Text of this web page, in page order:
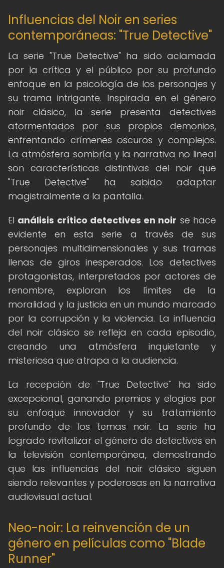
Influencias del Noir en series
contemporáneas: "True Detective"
La serie "True Detective" ha sido aclamada
por la crítica y el público por su profundo
enfoque en la psicología de los personajes y
su trama intrigante. Inspirada en el género
noir clásico, la serie presenta detectives
atormentados por sus propios demonios,
enfrentando crímenes oscuros y complejos.
La atmósfera sombría y la narrativa no lineal
son características distintivas del noir que
"True Detective" ha sabido adaptar
magistralmente a la pantalla.
El análisis crítico detectives en noir se hace
evidente en esta serie a través de sus
personajes multidimensionales y sus tramas
llenas de giros inesperados. Los detectives
protagonistas, interpretados por actores de
renombre, exploran los límites de la
moralidad y la justicia en un mundo marcado
por la corrupción y la violencia. La influencia
del noir clásico se refleja en cada episodio,
creando una atmósfera inquietante y
misteriosa que atrapa a la audiencia.
La recepción de "True Detective" ha sido
excepcional, ganando premios y elogios por
su enfoque innovador y su tratamiento
profundo de los temas noir. La serie ha
logrado revitalizar el género de detectives en
la televisión contemporánea, demostrando
que las influencias del noir clásico siguen
siendo relevantes y poderosas en la narrativa
audiovisual actual.
Neo-noir: La reinvención de un
género en películas como "Blade
Runner"